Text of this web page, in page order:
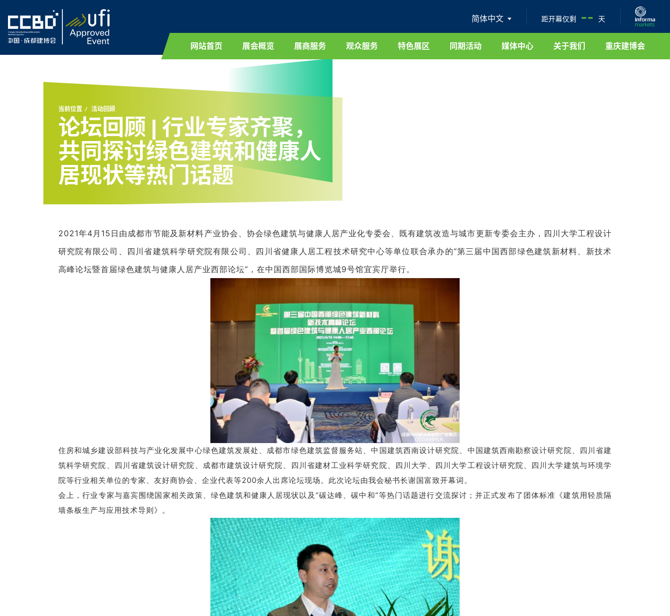
简体中文 距开幕仅剩 -- 天
网站首页 展会概览 展商服务 观众服务 特色展区 同期活动 媒体中心 关于我们 重庆建博会
当前位置 活动回顾
论坛回顾 | 行业专家齐聚，
共同探讨绿色建筑和健康人
居现状等热门话题
2021年4月15日由成都市节能及新材料产业协会、协会绿色建筑与健康人居产业化专委会、既有建筑改造与城市更新专委会主办，四川大学工程设计
研究院有限公司、四川省建筑科学研究院有限公司、四川省健康人居工程技术研究中心等单位联合承办的“第三届中国西部绿色建筑新材料、新技术
高峰论坛暨首届绿色建筑与健康人居产业西部论坛”，在中国西部国际博览城9号馆宜宾厅举行。
住房和城乡建设部科技与产业化发展中心绿色建筑发展处、成都市绿色建筑监督服务站、中国建筑西南设计研究院、中国建筑西南勘察设计研究院、四川省建
筑科学研究院、四川省建筑设计研究院、成都市建筑设计研究院、四川省建材工业科学研究院、四川大学、四川大学工程设计研究院、四川大学建筑与环境学
院等行业相关单位的专家、友好商协会、企业代表等200余人出席论坛现场。此次论坛由我会秘书长谢国富致开幕词。
会上，行业专家与嘉宾围绕国家相关政策、绿色建筑和健康人居现状以及“碳达峰、碳中和”等热门话题进行交流探讨；并正式发布了团体标准《建筑用轻质隔
墙条板生产与应用技术导则》。